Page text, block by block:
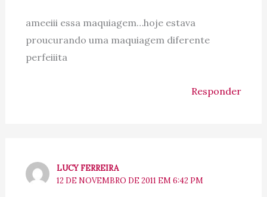
ameeiii essa maquiagem…hoje estava
proucurando uma maquiagem diferente
perfeiiita
Responder
LUCY FERREIRA
12 DE NOVEMBRO DE 2011 EM 6:42 PM